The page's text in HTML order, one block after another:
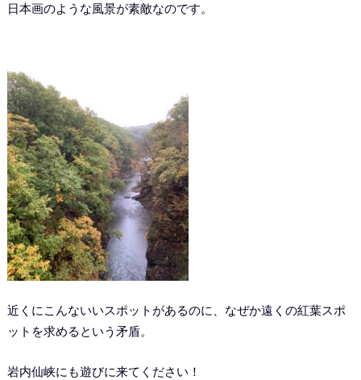
日本画のような風景が素敵なのです。
近くにこんないいスポットがあるのに、なぜか遠くの紅葉スポ
ットを求めるという矛盾。
岩内仙峡にも遊びに来てください！